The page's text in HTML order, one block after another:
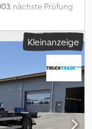
, nächste Prüfung
285 / 70 R
Kleinanzeige